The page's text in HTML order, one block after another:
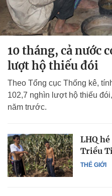
10 tháng, cả nước
lượt hộ thiếu đói
Theo Tổng cục Thống kê,
102,7 nghìn lượt hộ thiếu
năm trước.
THẾ GIỚI
LHQ
Triều